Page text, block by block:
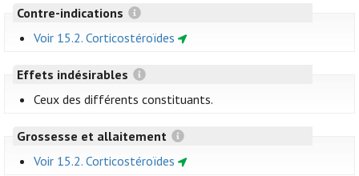
Contre-indications
Voir 15.2. Corticostéroïdes
Effets indésirables
Ceux des différents constituants.
Grossesse et allaitement
Voir 15.2. Corticostéroïdes